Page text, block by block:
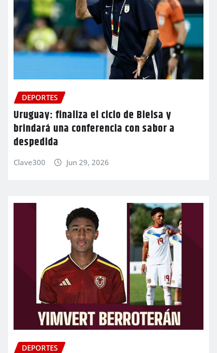
DEPORTES
Uruguay: finaliza el ciclo de Bielsa y
brindará una conferencia con sabor a
despedida
Clave300 Jun 29, 2026
DEPORTES